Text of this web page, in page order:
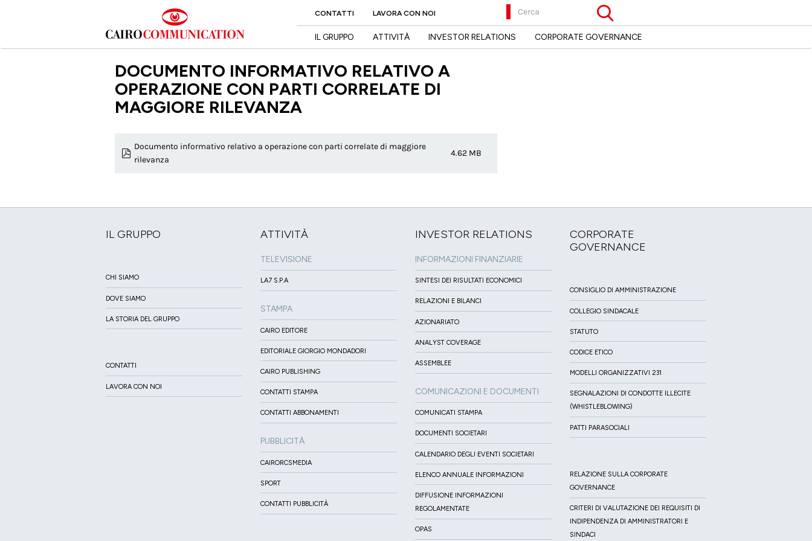
principale
CONTATTI LAVORA CON NOI Cerca Cerca
IL GRUPPO ATTIVITÀ INVESTOR RELATIONS CORPORATE GOVERNANCE
DOCUMENTO INFORMATIVO RELATIVO A
OPERAZIONE CON PARTI CORRELATE DI
MAGGIORE RILEVANZA
Documento informativo relativo a operazione con parti correlate di maggiore
rilevanza
4.62 MB
IL GRUPPO
CHI SIAMO
DOVE SIAMO
LA STORIA DEL GRUPPO
CONTATTI
LAVORA CON NOI
ATTIVITÀ
TELEVISIONE
LA7 S.P.A
STAMPA
CAIRO EDITORE
EDITORIALE GIORGIO MONDADORI
CAIRO PUBLISHING
CONTATTI STAMPA
CONTATTI ABBONAMENTI
PUBBLICITÀ
CAIRORCSMEDIA
SPORT
CONTATTI PUBBLICITÀ
INVESTOR RELATIONS
INFORMAZIONI FINANZIARIE
SINTESI DEI RISULTATI ECONOMICI
RELAZIONI E BILANCI
AZIONARIATO
ANALYST COVERAGE
ASSEMBLEE
COMUNICAZIONI E DOCUMENTI
COMUNICATI STAMPA
DOCUMENTI SOCIETARI
CALENDARIO DEGLI EVENTI SOCIETARI
ELENCO ANNUALE INFORMAZIONI
DIFFUSIONE INFORMAZIONI
REGOLAMENTATE
OPAS
CORPORATE
GOVERNANCE
CONSIGLIO DI AMMINISTRAZIONE
COLLEGIO SINDACALE
STATUTO
CODICE ETICO
MODELLI ORGANIZZATIVI 231
SEGNALAZIONI DI CONDOTTE ILLECITE
(WHISTLEBLOWING)
PATTI PARASOCIALI
RELAZIONE SULLA CORPORATE
GOVERNANCE
CRITERI DI VALUTAZIONE DEI REQUISITI DI
INDIPENDENZA DI AMMINISTRATORI E
SINDACI